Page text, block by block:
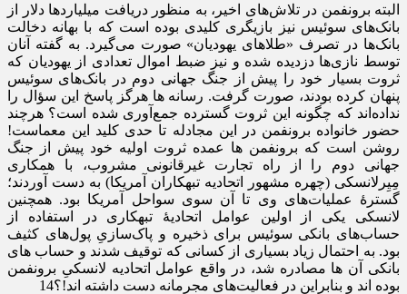
البته برونفمن در تلاش‌های اخیر، به منظور دریافت میلیاردها دلار از
بانک‌های سوئیس نیز بازیگری کلیدی بوده است که با بهانه دخالت
بانک‌ها در تصرف «طلاهای یهودیان» صورت می‌گیرد. به گفته آنان
توسط نازی‌ها دزدیده شده و نیز ضبط اموال تعدادی از یهودیان که
ثروت بسیار خود را پیش از جنگ جهانی دوم در بانک‌های سوئیس
پنهان کرده بودند، صورت گرفت. رسانه‌ ها هرگز پاسخ این سؤال را
نداده‌اند که چگونه این ثروت گسترده جمع‌آوری شده است؟ هرچند
حضور خانواده برونفمن در این مجادله تا حدی کلید این معماست!
روشن است که برونفمن ‌ها عمده ثروت اولیه خود پیش از جنگ
جهانی دوم را از راه تجارت غیرقانونی مشروب، با همکاری
مِیِرلانسکی (چهره مشهور اتحادیه تبهکاران آمریکا) به دست آوردند؛
گسترۀ عملیات‌های وی تا آن سوی سواحل آمریکا بود. همچنین
لانسکی یکی از اولین عوامل اتحادیۀ تبهکاری در استفاده از
حساب‌های بانکی سوئیس برای ذخیره و پاک‌سازیِ پول‌های کثیف
بود. به احتمال زیاد بسیاری از کسانی که توقیف شدند و حساب ‌های
بانکی آن‌ ها مصادره شد، در واقع عوامل اتحادیه لانسکیِ برونفمن
بوده‌ اند و بنابراین در فعالیت‌های مجرمانه دست داشته‌ اند!؟14